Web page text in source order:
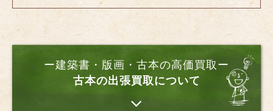
ー建築書・版画・古本の高価買取ー
古本の出張買取について